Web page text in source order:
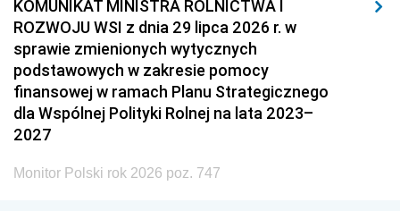
KOMUNIKAT MINISTRA ROLNICTWA I
ROZWOJU WSI z dnia 29 lipca 2026 r. w
sprawie zmienionych wytycznych
podstawowych w zakresie pomocy
finansowej w ramach Planu Strategicznego
dla Wspólnej Polityki Rolnej na lata 2023–
2027
Monitor Polski rok 2026 poz. 747